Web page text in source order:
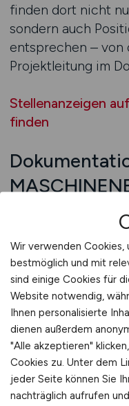
finden dort nicht
sondern auch
entsprechen – von
Projektleitung im
Stellenanzeigen
finden
Im Maschinenbau
für technische
je. Über
gezielt passende
klassischen
bündeln aktuelle
gesamten Branche
klaren Überblick
Wir verwenden Cookies,
bestmöglich und mit
sind einige Cookies für
Website notwendig,
Ihnen personalisierte
dienen außerdem
"Alle akzeptieren"
Cookies zu. Unter dem
jeder Seite können Sie
nachträglich aufrufen